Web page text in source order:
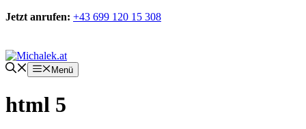
Zum
Jetzt anrufen: +43 699 120 15 308
Menü
html 5